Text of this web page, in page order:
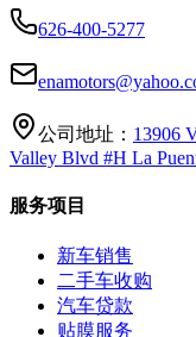
626-400-5277
公司地址： 13906
Valley Blvd #H La
服务项目
新车销售
二手车收购
汽车贷款
贴膜服务